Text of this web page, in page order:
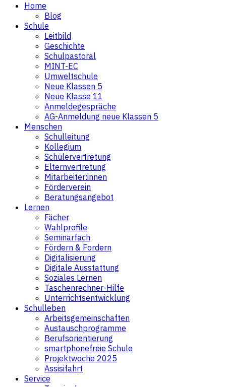
Home
Blog
Schule
Leitbild
Geschichte
Schulpastoral
MINT-EC
Umweltschule
Neue Klassen 5
Neue Klasse 11
Anmeldegespräche
AG-Anmeldung neue Klassen 5
Menschen
Schulleitung
Kollegium
Schülervertretung
Elternvertretung
Mitarbeiter:innen
Förderverein
Beratungsangebot
Lernen
Fächer
Wahlprofile
Seminarfach
Fördern & Fordern
Digitalisierung
Digitale Ausstattung
Soziales Lernen
Taschenrechner-Hilfe
Unterrichtsentwicklung
Schulleben
Arbeitsgemeinschaften
Austauschprogramme
Berufsorientierung
smartphonefreie Schule
Projektwoche 2025
Assisifahrt
Service